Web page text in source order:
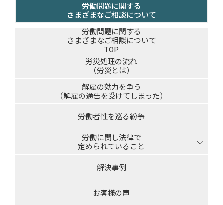
労働問題に関する
さまざまなご相談について
労働問題に関する
さまざまなご相談について
TOP
労災処理の流れ
（労災とは）
解雇の効力を争う
（解雇の通告を受けてしまった）
労働者性を巡る紛争
労働に関し法律で
定められていること
解決事例
お客様の声